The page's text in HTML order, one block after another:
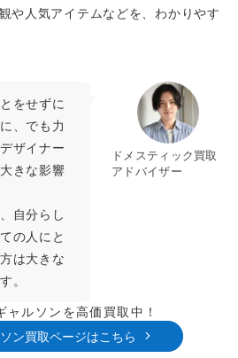
や人気アイテムなどを、わかりやす
ドメスティック買取
アドバイザー
をせずに
、でも力
ザイナー
きな影響
自分らし
の人にと
は大きな
。
ャルソンを高価買取中！
ン買取ページはこちら